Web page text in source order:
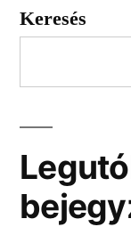
Keresés